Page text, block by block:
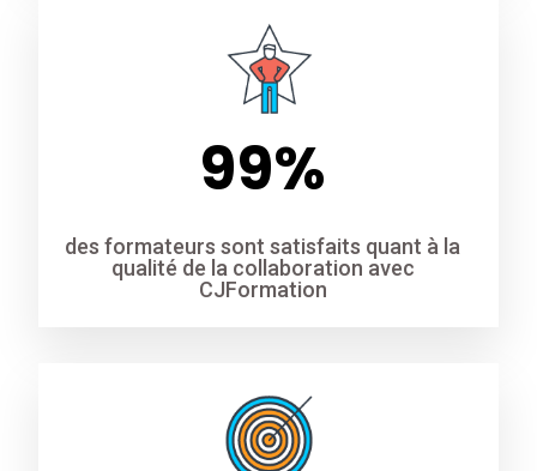
99%
des formateurs sont satisfaits quant à la
qualité de la collaboration avec
CJFormation